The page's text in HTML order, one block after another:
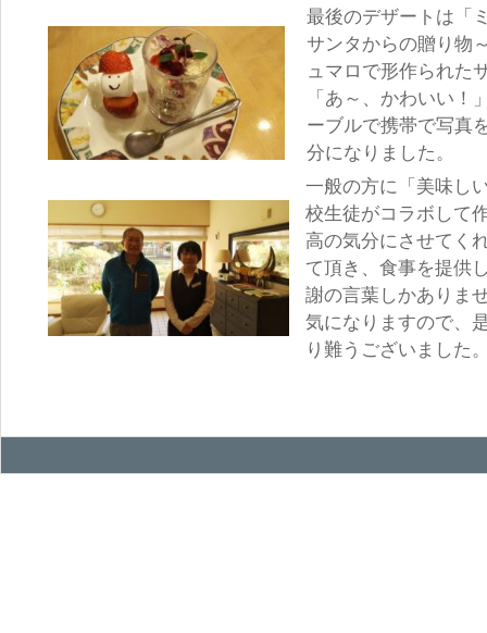
最後のデザートは「
サンタからの贈り物
ュマロで形作られた
「あ～、かわいい！
ーブルで携帯で写真
分になりました。
一般の方に「美味し
校生徒がコラボして
高の気分にさせてく
て頂き、食事を提供
謝の言葉しかありま
気になりますので、
り難うございました